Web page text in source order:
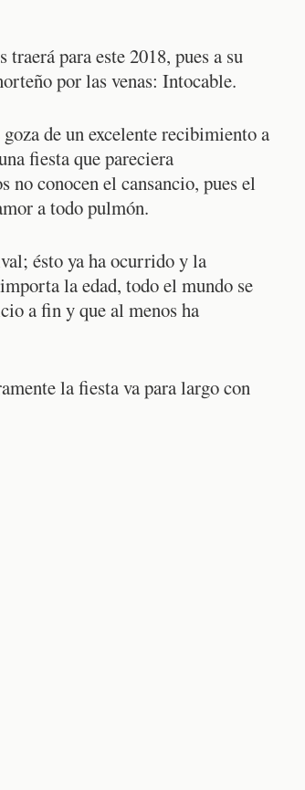
traerá para este 2018, pues a su
por las venas: Intocable.
de un excelente recibimiento a
fiesta que pareciera
no conocen el cansancio, pues el
a todo pulmón.
ésto ya ha ocurrido y la
la edad, todo el mundo se
a fin y que al menos ha
la fiesta va para largo con